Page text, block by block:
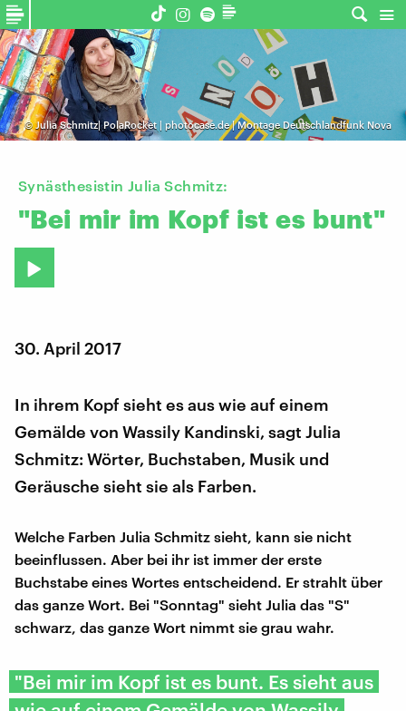
©Julia Schmitz| PolaRocket | photocase.de | Montage Deutschlandfunk Nova
Synästhesistin Julia Schmitz:
"Bei mir im Kopf ist es bunt"
30. April 2017
In ihrem Kopf sieht es aus wie auf einem
Gemälde von Wassily Kandinski, sagt Julia
Schmitz: Wörter, Buchstaben, Musik und
Geräusche sieht sie als Farben.
Welche Farben Julia Schmitz sieht, kann sie nicht
beeinflussen. Aber bei ihr ist immer der erste
Buchstabe eines Wortes entscheidend. Er strahlt über
das ganze Wort. Bei "Sonntag" sieht Julia das "S"
schwarz, das ganze Wort nimmt sie grau wahr.
"Bei mir im Kopf ist es bunt. Es sieht aus